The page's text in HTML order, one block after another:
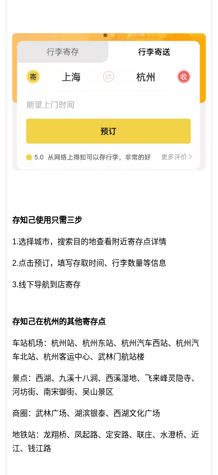
存知己使用只需三步
1.选择城市，搜索目的地查看附近寄存点详情
2.点击预订，填写存取时间、行李数量等信息
3.线下导航到店寄存
存知己在杭州的其他寄存点
车站机场：杭州站、杭州东站、杭州汽车西站、杭州汽
车北站、杭州客运中心、武林门航站楼
景点：西湖、九溪十八涧、西溪湿地、飞来峰灵隐寺、
河坊街、南宋御街、吴山景区
商圈：武林广场、湖滨银泰、西湖文化广场
地铁站：龙翔桥、凤起路、定安路、联庄、水澄桥、近
江、钱江路